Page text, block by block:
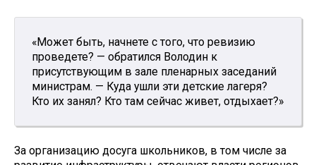
«Может быть, начнете с того, что ревизию
проведете? — обратился Володин к
присутствующим в зале пленарных заседаний
министрам. — Куда ушли эти детские лагеря?
Кто их занял? Кто там сейчас живет, отдыхает?»
За организацию досуга школьников, в том числе за